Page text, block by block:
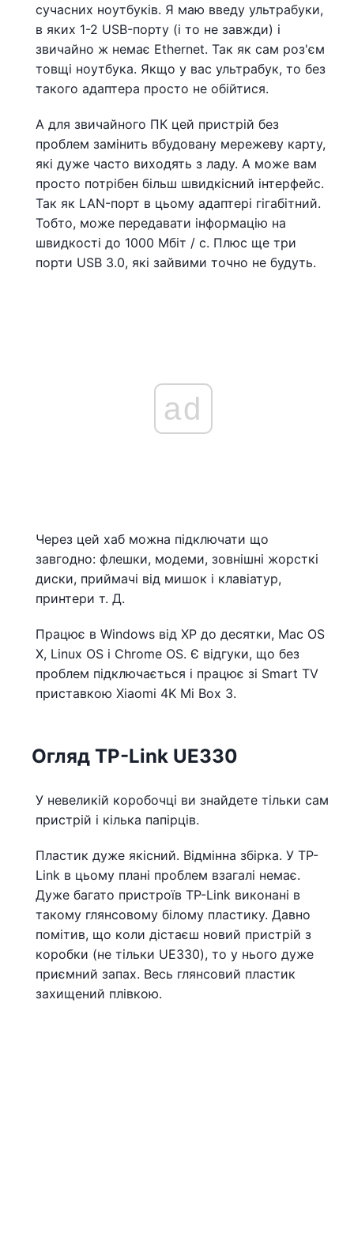
сучасних ноутбуків. Я маю введу ультрабуки,
в яких 1-2 USB-порту (і то не завжди) і
звичайно ж немає Ethernet. Так як сам роз'єм
товщі ноутбука. Якщо у вас ультрабук, то без
такого адаптера просто не обійтися.
А для звичайного ПК цей пристрій без
проблем замінить вбудовану мережеву карту,
які дуже часто виходять з ладу. А може вам
просто потрібен більш швидкісний інтерфейс.
Так як LAN-порт в цьому адаптері гігабітний.
Тобто, може передавати інформацію на
швидкості до 1000 Мбіт / с. Плюс ще три
порти USB 3.0, які зайвими точно не будуть.
ad
Через цей хаб можна підключати що
завгодно: флешки, модеми, зовнішні жорсткі
диски, приймачі від мишок і клавіатур,
принтери т. Д.
Працює в Windows від XP до десятки, Mac OS
X, Linux OS і Chrome OS. Є відгуки, що без
проблем підключається і працює зі Smart TV
приставкою Xiaomi 4K Mi Box 3.
Огляд TP-Link UE330
У невеликій коробочці ви знайдете тільки сам
пристрій і кілька папірців.
Пластик дуже якісний. Відмінна збірка. У TP-
Link в цьому плані проблем взагалі немає.
Дуже багато пристроїв TP-Link виконані в
такому глянсовому білому пластику. Давно
помітив, що коли дістаєш новий пристрій з
коробки (не тільки UE330), то у нього дуже
приємний запах. Весь глянсовий пластик
захищений плівкою.